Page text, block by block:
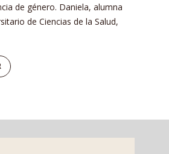
de género. Daniela, alumna
de Ciencias de la Salud,